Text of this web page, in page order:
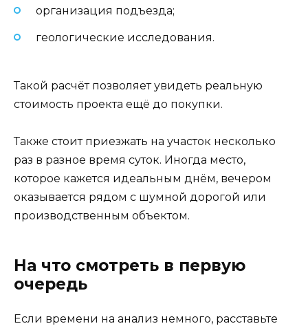
организация подъезда;
геологические исследования.
Такой расчёт позволяет увидеть реальную
стоимость проекта ещё до покупки.
Также стоит приезжать на участок несколько
раз в разное время суток. Иногда место,
которое кажется идеальным днём, вечером
оказывается рядом с шумной дорогой или
производственным объектом.
На что смотреть в первую
очередь
Если времени на анализ немного, расставьте